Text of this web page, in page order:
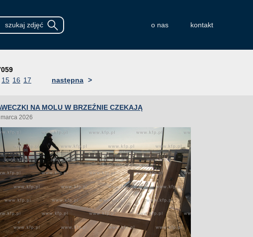
o nas kontakt
15 16 17 następna >
NA MOLU W BRZEŹNIE CZEKAJĄ
2026